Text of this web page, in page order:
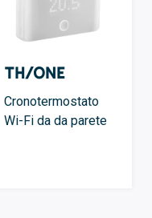
TH/ONE
Cronotermostato
Wi-Fi da da parete